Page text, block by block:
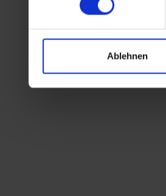
Ablehnen